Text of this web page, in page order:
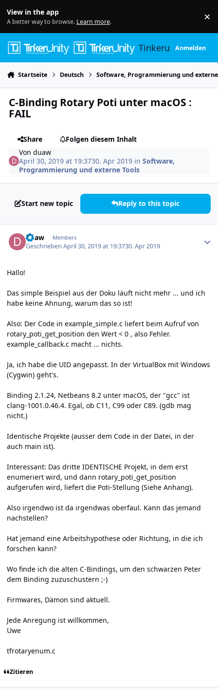
View in the app
A better way to browse. Learn more. ×
TinkerunityAnmelden
Startseite Deutsch Software, Programmierung und
C-Binding Rotary Poti unter macOS :
FAIL
Share
Folgen diesem Inhalt
Vonduaw
April 30, 2019 at 19:3730. Apr 2019 inSoftware,
Programmierung und externe Tools
Start new topic Reply to this topic
duaw Members
GeschriebenApril 30, 2019 at 19:3730. Apr 2019
Hallo!
Das simple Beispiel aus der Doku läuft nicht mehr ... und ich
habe keine Ahnung, warum das so ist!
Also: Der Code in example_simple.c liefert beim Aufruf von
rotary_poti_get_position den Wert < 0 , also Fehler.
example_callback.c macht ... nichts.
Ja, ich habe die UID angepasst. In der VirtualBox mit Windows
(Cygwin) geht's.
Binding 2.1.24, Netbeans 8.2 unter macOS, der "gcc" ist
clang-1001.0.46.4. Egal, ob C11, C99 oder C89. (gdb mag
nicht.)
Identische Projekte (ausser dem Code in der Datei, in der
auch main ist).
Interessant: Das dritte IDENTISCHE Projekt, in dem erst
enumeriert wird, und dann rotary_poti_get_position
aufgerufen wird, liefert die Poti-Stellung (Siehe Anhang).
Also irgendwo ist da irgendwas oberfaul. Kann das jemand
nachstellen?
Hat jemand eine Arbeitshypothese oder Richtung, in die ich
forschen kann?
Wo finde ich die alten C-Bindings, um den schwarzen Peter
dem Binding zuzuschustern ;-)
Firmwares, Dämon sind aktuell.
Jede Anregung ist willkommen,
Uwe
tfrotaryenum.c
Zitieren